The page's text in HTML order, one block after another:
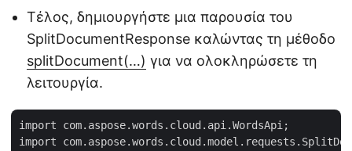
Τέλος, δημιουργήστε μια παρουσία του
SplitDocumentResponse καλώντας τη μέθοδο
splitDocument(…) για να ολοκληρώσετε τη
λειτουργία.
import com.aspose.words.cloud.api.WordsApi;
import